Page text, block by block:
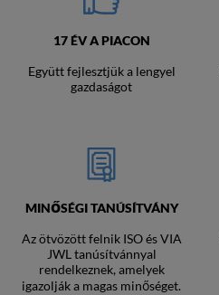
17 ÉV A PIACON
Együtt fejlesztjük a lengyel
gazdaságot
MINŐSÉGI TANÚSÍTVÁNY
Az ötvözött felnik ISO és VIA
JWL tanúsítvánnyal
rendelkeznek, amelyek
igazolják a magas minőséget.